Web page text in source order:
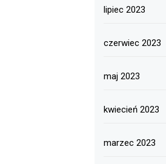
lipiec 2023
czerwiec 2023
maj 2023
kwiecień 2023
marzec 2023